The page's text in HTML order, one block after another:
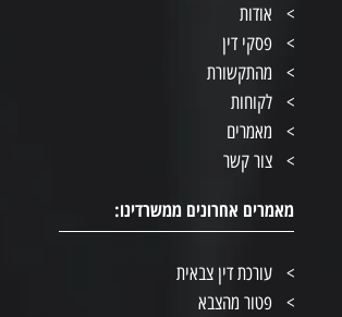
אודות
פסקי דין
מהתקשורת
לקוחות
מאמרים
צור קשר
מאמרים אחרונים ממשרדינו:
עורכת דין צבאית
פטור מהצבא